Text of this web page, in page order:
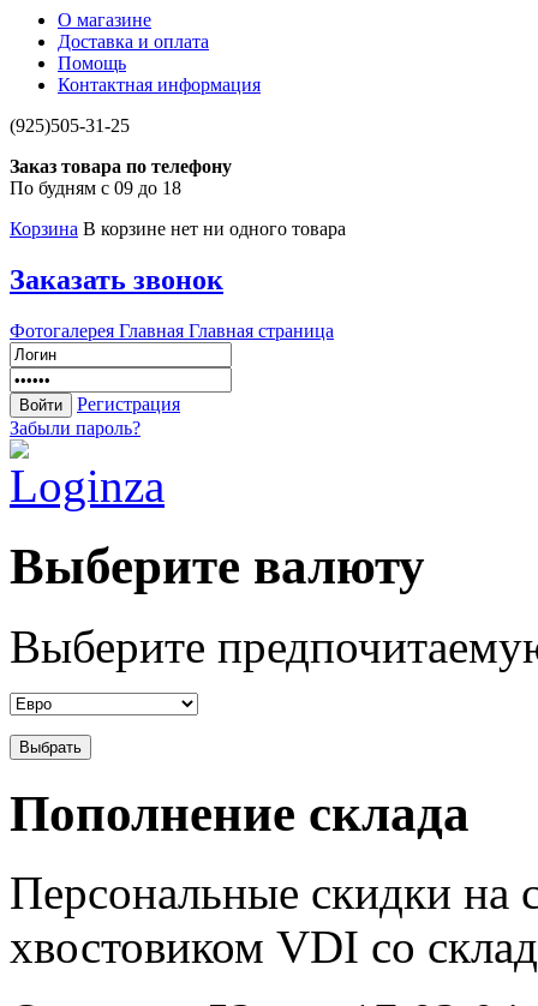
О магазине
Доставка и оплата
Помощь
Контактная информация
(925)505-31-25
Заказ товара по телефону
По будням с 09 до 18
Корзина В корзине нет ни одного товара
Заказать звонок
Фотогалерея Главная Главная страница
Регистрация
Забыли пароль?
Выберите валюту
Выберите
Пополнение склада
Персональные скидки на
хвостовиком VDI со